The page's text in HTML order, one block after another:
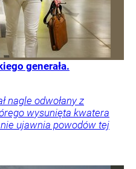
generała.
nagle odwołany z
wysunięta kwatera
ujawnia powodów tej